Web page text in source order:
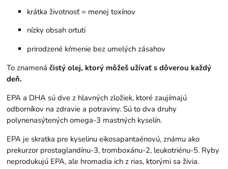
krátka životnosť = menej toxínov
nízky obsah ortuti
prirodzené kŕmenie bez umelých zásahov
To znamenáčistý olej, ktorý môžeš užívať s dôverou každý
deň.
EPA a DHA sú dve z hlavných zložiek, ktoré zaujímajú
odborníkov na zdravie a potraviny. Sú to dva druhy
polynenasýtených omega-3 mastných kyselín.
EPA je skratka pre kyselinu eikosapantaénovú, známu ako
prekurzor prostaglandínu-3, tromboxánu-2, leukotriénu-5. Ryby
neprodukujú EPA, ale hromadia ich z rias, ktorými sa živia.